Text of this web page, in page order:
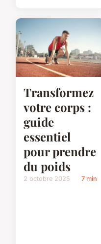
Transformez
votre corps :
guide
essentiel
pour prendre
du poids
2 octobre 2025 7 min